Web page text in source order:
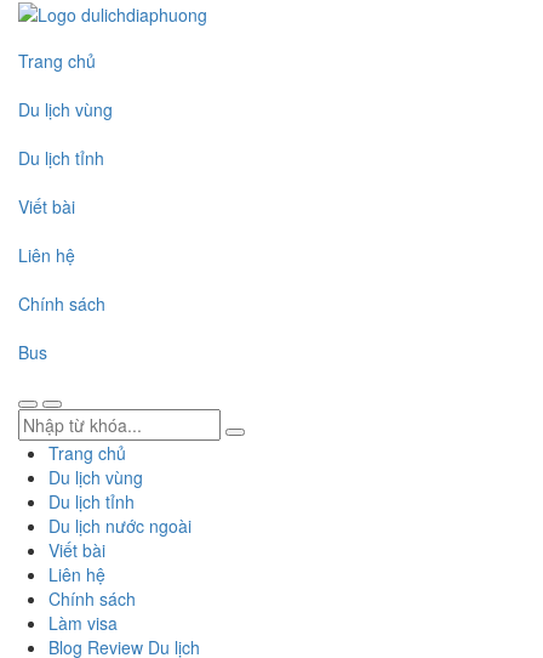
Trang chủ
Du lịch vùng
Du lịch tỉnh
Viết bài
Liên hệ
Chính sách
Bus
Trang chủ
Du lịch vùng
Du lịch tỉnh
Du lịch nước ngoài
Viết bài
Liên hệ
Chính sách
Làm visa
Blog Review Du lịch